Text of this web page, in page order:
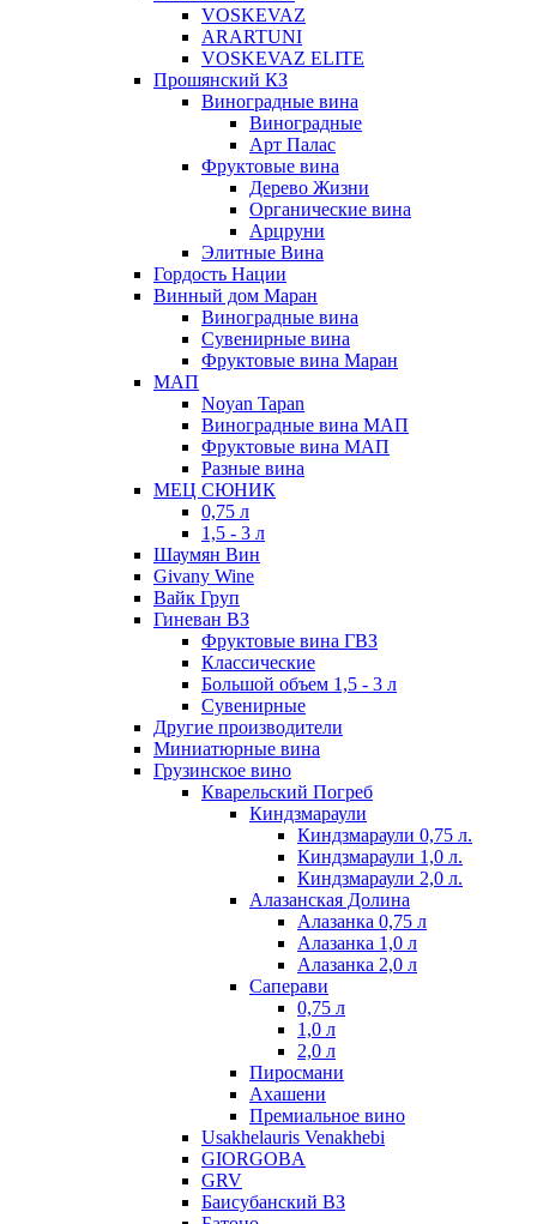
VOSKEVAZ
ARARTUNI
VOSKEVAZ ELITE
Прошянский КЗ
Виноградные вина
Виноградные
Арт Палас
Фруктовые вина
Дерево Жизни
Органические вина
Арцруни
Элитные Вина
Гордость Нации
Винный дом Маран
Виноградные вина
Сувенирные вина
Фруктовые вина Маран
МАП
Noyan Tapan
Виноградные вина МАП
Фруктовые вина МАП
Разные вина
МЕЦ СЮНИК
0,75 л
1,5 - 3 л
Шаумян Вин
Givany Wine
Вайк Груп
Гиневан ВЗ
Фруктовые вина ГВЗ
Классические
Большой объем 1,5 - 3 л
Сувенирные
Другие производители
Миниатюрные вина
Грузинское вино
Кварельский Погреб
Киндзмараули
Киндзмараули 0,75 л.
Киндзмараули 1,0 л.
Киндзмараули 2,0 л.
Алазанская Долина
Алазанка 0,75 л
Алазанка 1,0 л
Алазанка 2,0 л
Саперави
0,75 л
1,0 л
2,0 л
Пиросмани
Ахашени
Премиальное вино
Usakhelauris Venakhebi
GIORGOBA
GRV
Баисубанский ВЗ